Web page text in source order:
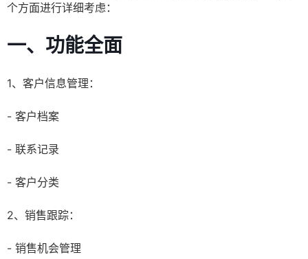
个方面进行详细考虑：
一、功能全面
1、客户信息管理：
- 客户档案
- 联系记录
- 客户分类
2、销售跟踪：
- 销售机会管理